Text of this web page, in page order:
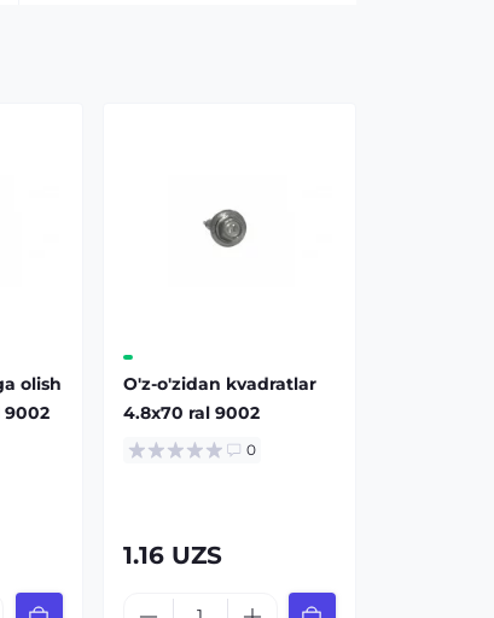
olish
9002
O'z-o'zidan kvadratlar
4.8x70 ral 9002
0
1.16 UZS